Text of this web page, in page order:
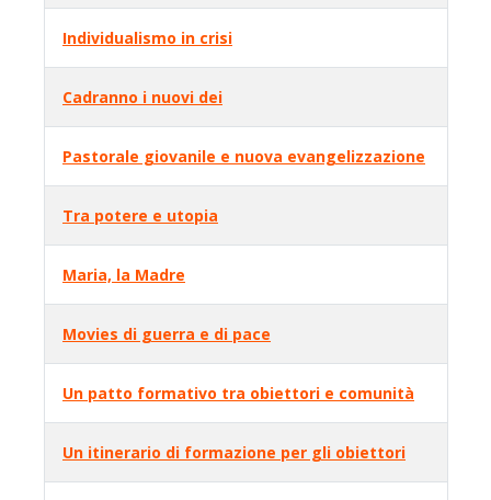
Individualismo in crisi
Cadranno i nuovi dei
Pastorale giovanile e nuova evangelizzazione
Tra potere e utopia
Maria, la Madre
Movies di guerra e di pace
Un patto formativo tra obiettori e comunità
Un itinerario di formazione per gli obiettori